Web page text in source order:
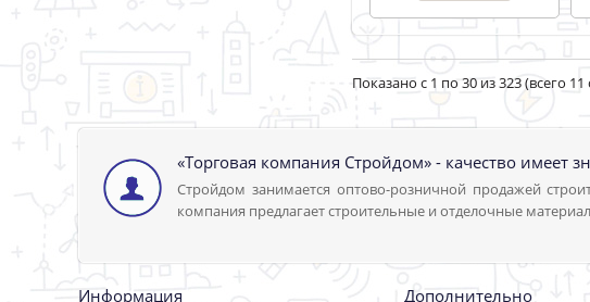
Показано с 1 по 30 из 323 (всего
«Торговая компания Стройдом» - качество имеет
Стройдом занимается оптово-розничной продажей
компания предлагает строительные и отделочные
Информация Дополнительно